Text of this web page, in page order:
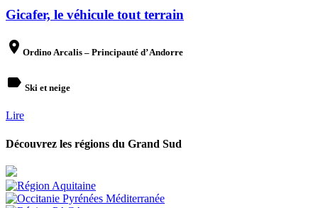
Gicafer, le véhicule tout terrain
place Ordino Arcalis – Principauté d’ Andorre
label Ski et neige
Lire
Découvrez les régions du Grand Sud